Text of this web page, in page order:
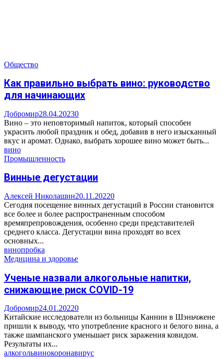
Общество
Как правильно выбрать вино: руководство
для начинающих
Добромир28.04.20230
Вино – это неповторимый напиток, который способен
украсить любой праздник и обед, добавив в него изысканный
вкус и аромат. Однако, выбрать хорошее вино может быть...
вино
Промышленность
Винные дегустации
Алексей Николашин20.11.20220
Сегодня посещение винных дегустаций в России становится
все более и более распространенным способом
времяпрепровождения, особенно среди представителей
среднего класса. Дегустации вина проходят во всех
основных...
винопробка
Медицина и здоровье
Ученые назвали алкогольные напитки,
снижающие риск COVID-19
Добромир24.01.20220
Китайские исследователи из больницы Каннин в Шэньчжене
пришли к выводу, что употребление красного и белого вина, а
также шампанского уменьшает риск заражения ковидом.
Результаты их...
алкогольвинокоронавирус